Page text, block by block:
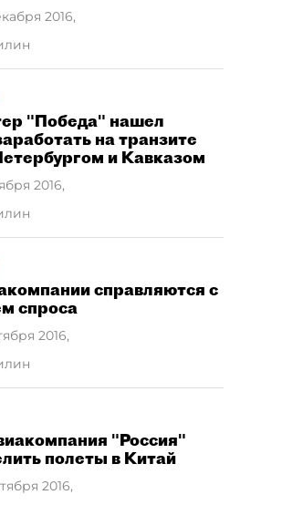
2016,
"Победа" нашел
на транзите
и Кавказом
2016,
справляются с
спроса
2016,
"Россия"
полеты в Китай
2016,